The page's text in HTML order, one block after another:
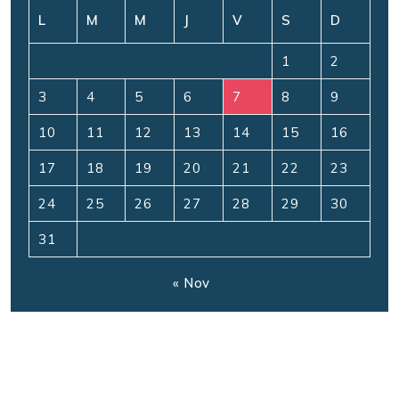
L M M J V S D
1 2
3 4 5 6 7 8 9
10 11 12 13 14 15 16
17 18 19 20 21 22 23
24 25 26 27 28 29 30
31
« Nov